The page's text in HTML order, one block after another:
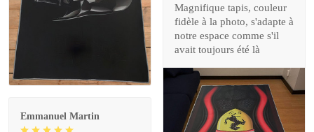
Magnifique tapis, couleur
fidèle à la photo, s'adapte à
notre espace comme s'il
avait toujours été là
Emmanuel Martin